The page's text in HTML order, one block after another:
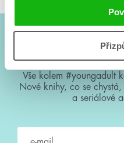
Vše kolem #youngadult
Nové knihy, co se
a seriálové